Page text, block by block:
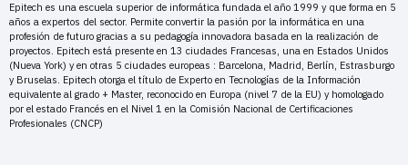
Epitech es una escuela superior de informática fundada el año 1999 y que forma en 5
años a expertos del sector. Permite convertir la pasión por la informática en una
profesión de futuro gracias a su pedagogía innovadora basada en la realización de
proyectos. Epitech está presente en 13 ciudades Francesas, una en Estados Unidos
(Nueva York) y en otras 5 ciudades europeas : Barcelona, Madrid, Berlín, Estrasburgo
y Bruselas. Epitech otorga el título de Experto en Tecnologías de la Información
equivalente al grado + Master, reconocido en Europa (nivel 7 de la EU) y homologado
por el estado Francés en el Nivel 1 en la Comisión Nacional de Certificaciones
Profesionales (CNCP)